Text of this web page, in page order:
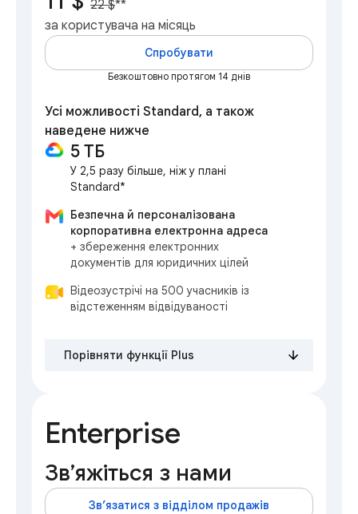
22 $**
за користувача на місяць
Спробувати
Безкоштовно протягом 14 днів
Усі можливості Standard, а також
наведене нижче
5 ТБ
У 2,5 разу більше, ніж у плані
Standard*
Безпечна й персоналізована
корпоративна електронна адреса
+ збереження електронних
документів для юридичних цілей
Відеозустрічі на 500 учасників із
відстеженням відвідуваності
Порівняти функції Plus
Enterprise
Зв’яжіться з нами
Зв’язатися з відділом продажів